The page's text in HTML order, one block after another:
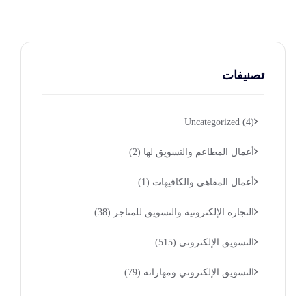
تصنيفات
Uncategorized (4)
أعمال المطاعم والتسويق لها (2)
أعمال المقاهي والكافيهات (1)
التجارة الإلكترونية والتسويق للمتاجر (38)
التسويق الإلكتروني (515)
التسويق الإلكتروني ومهاراته (79)